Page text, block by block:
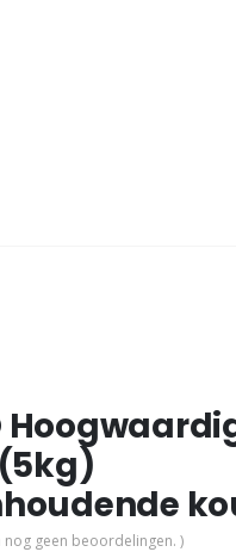
nog geen beoordelingen. )